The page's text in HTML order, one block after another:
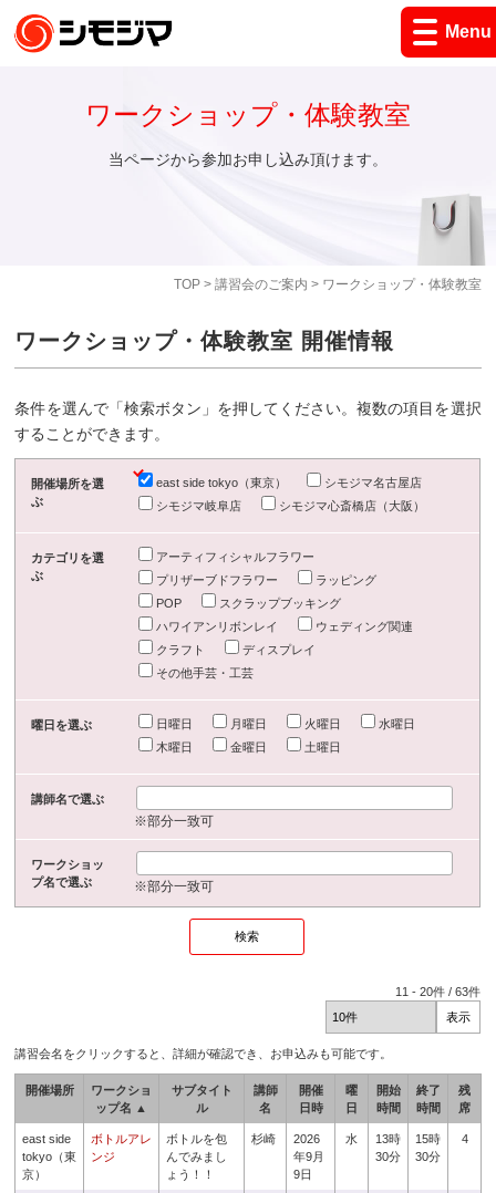
Menu
TOP> 講習会のご案内 > ワークショップ・体験教室
ワークショップ・体験教室
当ページから参加お申し込み頂けます。
ワークショップ・体験教室 開催情報
条件を選んで「検索ボタン」を押してください。複数の項目を選択
することができます。
開催場所を選
ぶ
east side tokyo（東京）
シモジマ名古屋店
シモジマ岐阜店
シモジマ心斎橋店（大阪）
カテゴリを選
ぶ
アーティフィシャルフラワー
プリザーブドフラワー
ラッピング
POP
スクラップブッキング
ハワイアンリボンレイ
ウェディング関連
クラフト
ディスプレイ
その他手芸・工芸
曜日を選ぶ 日曜日 月曜日 火曜日
水曜日
木曜日
金曜日 土曜日
講師名で選ぶ
※部分一致可
ワークショッ
プ名で選ぶ
※部分一致可
11 -20件 /63件
講習会名をクリックすると、詳細が確認でき、お申込みも可能です。
開催場所
ワークショ
ップ名 ▲
サブタイト
ル
講師
名
開催
日時
曜
日
開始
時間
終了
時間
残
席
east side
tokyo（東
京）
ボトルアレ
ンジ
ボトルを包
んでみまし
ょう！！
杉崎
2026
年9月
9日
水
13時
30分
15時
30分
4